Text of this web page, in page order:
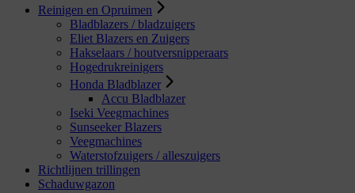
Reinigen en Opruimen
Bladblazers / bladzuigers
Eliet Blazers en Zuigers
Hakselaars / houtversnipperaars
Hogedrukreinigers
Honda Bladblazer
Accu Bladblazer
Iseki Veegmachines
Sunseeker Blazers
Veegmachines
Waterstofzuigers / alleszuigers
Richtlijnen trillingen
Schaduwgazon